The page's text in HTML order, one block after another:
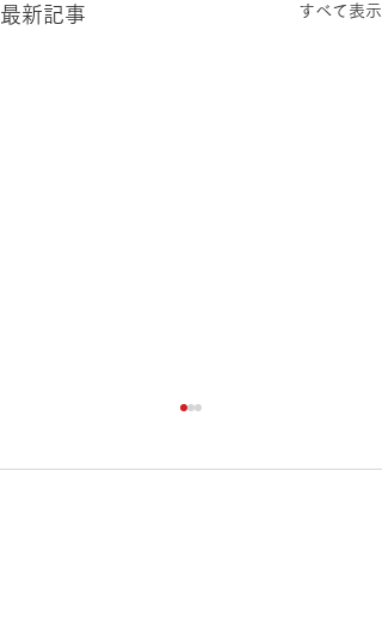
最新記事 すべて表示